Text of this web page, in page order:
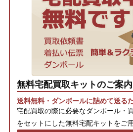
無料宅配買取キットのご案内
送料無料・ダンボールに詰めて送る
宅配買取の際に必要なダンボール・
をセットにした無料宅配キットをご